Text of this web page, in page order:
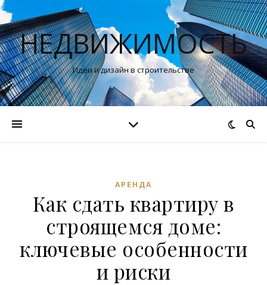
НЕДВИЖИМОСТЬ
Идеи и дизайн в строительстве
АРЕНДА
Как сдать квартиру в
строящемся доме:
ключевые особенности
и риски